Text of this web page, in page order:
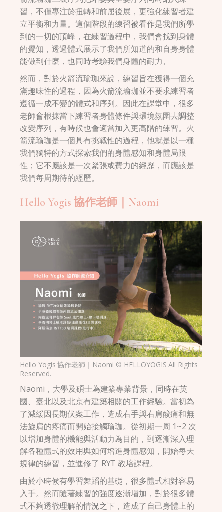
習，不僅專注於扭轉和前屈後展，更強化練習者建
立平衡和力量。這個階段的練習被看作是我們所學
到的一切的頂峰，在練習過程中，我們會找到身體
的覺知，透過體式展示了我們所知道的和自身身體
能做到什麼，也同時考驗我們身體的耐力。
然而，對於火箭流瑜珈來說，練習旨在獲得一個充
滿趣味性的過程，因為火箭流瑜珈並不要求練習者
遵循一成不變的體式和序列。因此在課堂中，很多
老師會根據當下練習者身體條件與環境氛圍去調整
改變序列，有時候也會適當加入更高階的練習。火
箭流瑜珈是一個具有挑戰性的過程，他就是以一種
我們獨特的方式探索我們的身體感知和身體局限
性；它不應該是一次緊張或費力的經歷，而應該是
我們每周期待的經歷。
Hello Yogis 協作老師｜Naomi
Hello Yogis 協作老師｜Naomi © HELLOYOGIS All Rights
Reserved.
Naomi，大學及碩士為建築專業背景，同時在英
國、臺北以及北京有建築相關的工作經驗。當初為
了減緩因長期伏案工作，造成右手與右肩酸痛和無
法旋肩的疼痛而開始接觸瑜珈。從初期一周 1~2 次
以增加身體的機能與活動力為目的，到逐漸深入理
解各種體式的效用與如何增進身體感知，開始每天
規律的練習，並進修了 RYT 教培課程。
由於小時候有學習舞蹈的基礎，很多體式相對容易
入手。然而隨著練習的強度逐漸增加，對於很多體
式不夠透徹理解的情況之下，造成了自己身體上的